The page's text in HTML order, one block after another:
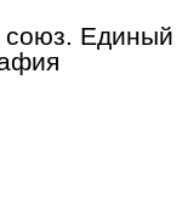
союз. Единый